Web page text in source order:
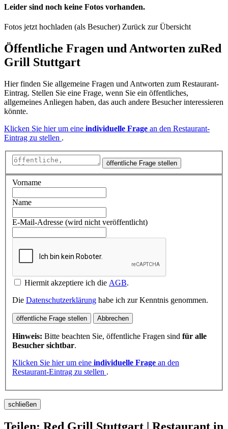
Leider sind noch keine Fotos vorhanden.
Fotos jetzt hochladen (als Besucher) Zurück zur Übersicht
Öffentliche Fragen und Antworten zuRed
Grill Stuttgart
Hier finden Sie allgemeine Fragen und Antworten zum Restaurant-
Eintrag. Stellen Sie eine Frage, wenn Sie ein öffentliches,
allgemeines Anliegen haben, das auch andere Besucher interessieren
könnte.
Klicken Sie hier um eine individuelle Frage an den Restaurant-
Eintrag zu stellen .
öffentliche Frage stellen
Vorname
Name
E-Mail-Adresse (wird nicht veröffentlicht)
Hiermit akzeptiere ich die AGB.
Die Datenschutzerklärung habe ich zur Kenntnis genommen.
öffentliche Frage stellen Abbrechen
Hinweis: Bitte beachten Sie, öffentliche Fragen sind für alle
Besucher sichtbar.
Klicken Sie hier um eine individuelle Frage an den
Restaurant-Eintrag zu stellen .
schließen